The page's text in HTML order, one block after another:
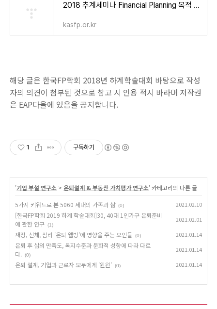
2018 추계세미나 Financial Planning 목적 달성을 위한 Financial Therapy와 Finan : 심포지엄 및 세미나
kasfp.or.kr
해당 글은 한국FP학회 2018년 하계학술대회 바탕으로 작성
자의 의견이 첨부된 것으로 참고 시 인용 적시 바라며 저작권
은 EAP다올에 있음을 공지합니다.
1 구독하기
'기업 부설 연구소 > 은퇴설계 & 부동산 가치평가 연구소' 카테고리의 다른 글
5가지 키워드로 본 5060 세대의 가족과 삶 (0) 2021.02.10
[한국FP학회 2019 하계 학술대회]30, 40대 1인가구 은퇴준비
에 관한 연구 (1)
2021.02.01
재정, 신체, 심리 '은퇴 웰빙'에 영향을 주는 요인들 (0) 2021.01.14
은퇴 후 삶의 만족도, 복지수준과 문화적 성향에 따라 다르
다.
(0)
2021.01.14
은퇴 설계, 기업과 근로자 모두에게 '윈윈' (0) 2021.01.14